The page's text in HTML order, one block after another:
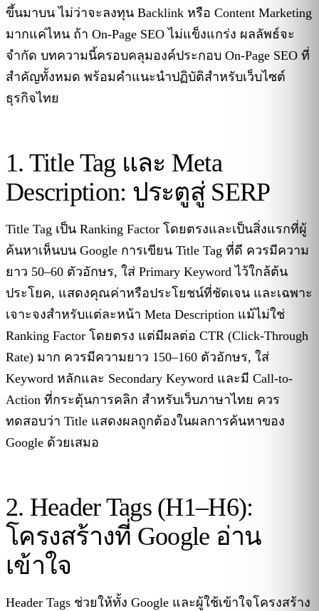
ขึ้นมาบน ไม่ว่าจะลงทุน Backlink หรือ Content Marketing
มากแค่ไหน ถ้า On-Page SEO ไม่แข็งแกร่ง ผลลัพธ์จะ
จำกัด บทความนี้ครอบคลุมองค์ประกอบ On-Page SEO ที่
สำคัญทั้งหมด พร้อมคำแนะนำปฏิบัติสำหรับเว็บไซต์
ธุรกิจไทย
1. Title Tag และ Meta
Description: ประตูสู่ SERP
Title Tag เป็น Ranking Factor โดยตรงและเป็นสิ่งแรกที่ผู้
ค้นหาเห็นบน Google การเขียน Title Tag ที่ดี ควรมีความ
ยาว 50–60 ตัวอักษร, ใส่ Primary Keyword ไว้ใกล้ต้น
ประโยค, แสดงคุณค่าหรือประโยชน์ที่ชัดเจน และเฉพาะ
เจาะจงสำหรับแต่ละหน้า Meta Description แม้ไม่ใช่
Ranking Factor โดยตรง แต่มีผลต่อ CTR (Click-Through
Rate) มาก ควรมีความยาว 150–160 ตัวอักษร, ใส่
Keyword หลักและ Secondary Keyword และมี Call-to-
Action ที่กระตุ้นการคลิก สำหรับเว็บภาษาไทย ควร
ทดสอบว่า Title แสดงผลถูกต้องในผลการค้นหาของ
Google ด้วยเสมอ
2. Header Tags (H1–H6):
โครงสร้างที่ Google อ่าน
เข้าใจ
Header Tags ช่วยให้ทั้ง Google และผู้ใช้เข้าใจโครงสร้าง